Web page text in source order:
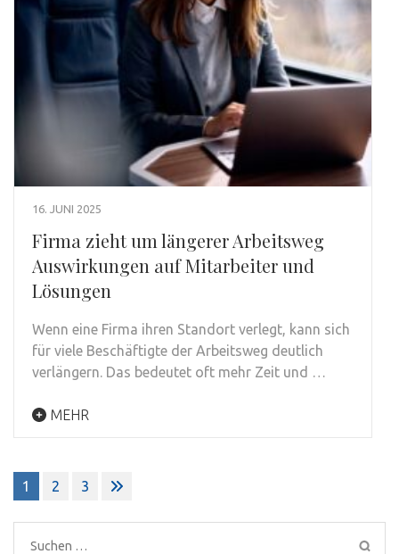
16. JUNI 2025
Firma zieht um längerer Arbeitsweg
Auswirkungen auf Mitarbeiter und
Lösungen
Wenn eine Firma ihren Standort verlegt, kann sich
für viele Beschäftigte der Arbeitsweg deutlich
verlängern. Das bedeutet oft mehr Zeit und …
MEHR
Seitennummerierung
der
Beiträge
1 2 3
Suchen